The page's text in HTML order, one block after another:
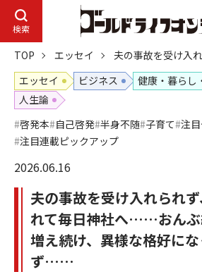
検索
TOP エッセイ
夫の事故を受け入
エッセイ
ビジネス
健康・暮らし
人生論
啓発本 自己啓発 半身不随 子育て 注
注目連載ピックアップ
2026.06.16
夫の事故を受け入れられ
れて毎日神社へ……おんぶ
増え続け、異様な格好に
ず……